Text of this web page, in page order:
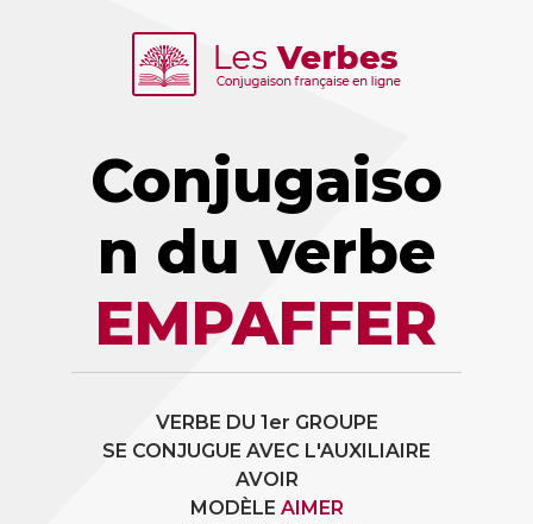
Conjugaiso
n du verbe
EMPAFFER
VERBE DU 1er GROUPE
SE CONJUGUE AVEC L'AUXILIAIRE
AVOIR
MODÈLE AIMER